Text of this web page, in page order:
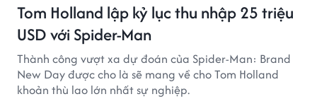
Tom Holland lập kỷ lục thu nhập 25 triệu
USD với Spider-Man
Thành công vượt xa dự đoán của Spider-Man: Brand
New Day được cho là sẽ mang về cho Tom Holland
khoản thù lao lớn nhất sự nghiệp.